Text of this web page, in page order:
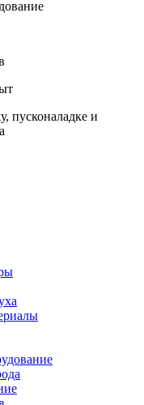
пусконаладке и